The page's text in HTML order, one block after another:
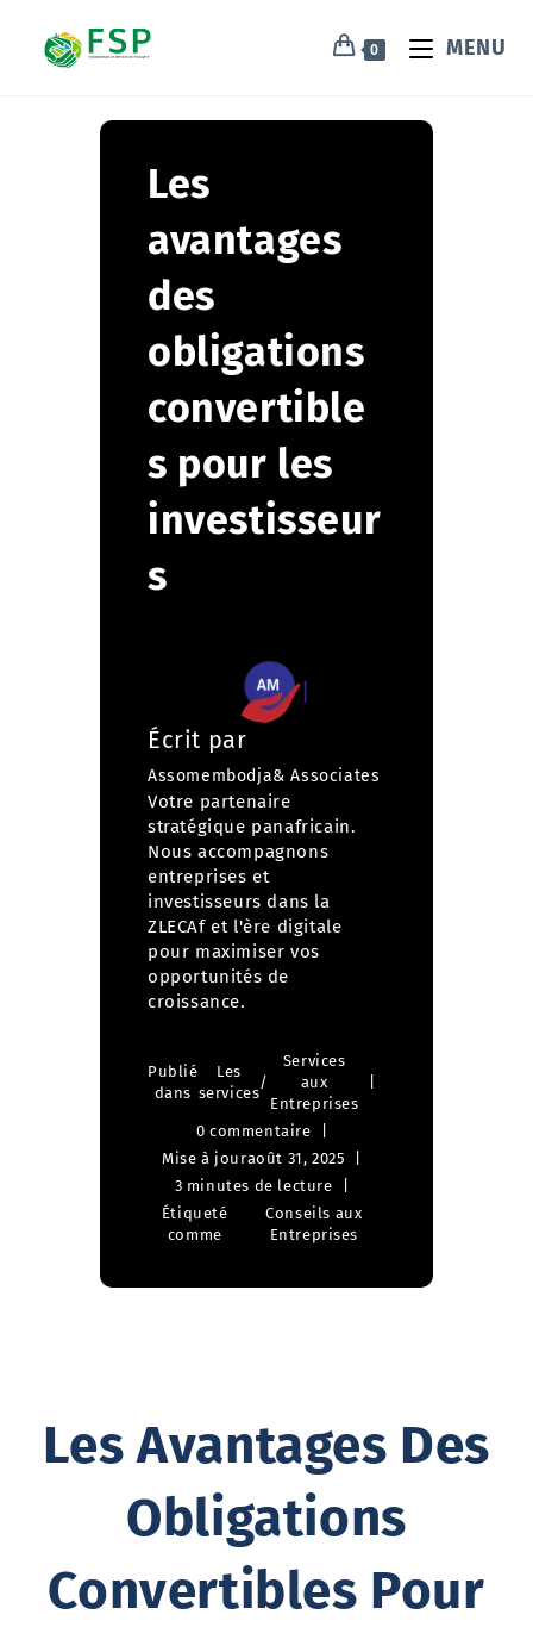
0 MENU
Les
avantages
des
obligations
convertible
s pour les
investisseur
s
Écrit par
Assomembodja& Associates
Votre partenaire
stratégique panafricain.
Nous accompagnons
entreprises et
investisseurs dans la
ZLECAf et l'ère digitale
pour maximiser vos
opportunités de
croissance.
Publié
dans
Les
services
/
Services
aux
Entreprises
0 commentaire
Mise à jouraoût 31, 2025
3 minutes de lecture
Étiqueté
comme
Conseils aux
Entreprises
Les Avantages Des
Obligations
Convertibles Pour